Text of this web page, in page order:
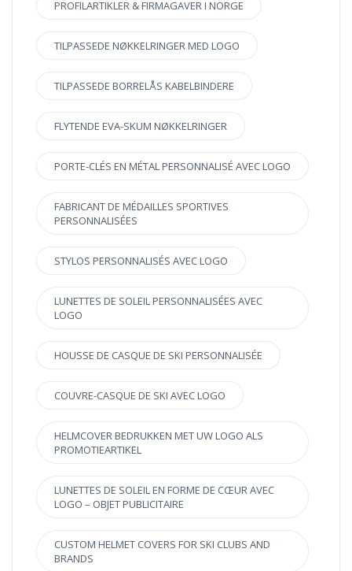
PROFILARTIKLER & FIRMAGAVER I NORGE
TILPASSEDE NØKKELRINGER MED LOGO
TILPASSEDE BORRELÅS KABELBINDERE
FLYTENDE EVA-SKUM NØKKELRINGER
PORTE-CLÉS EN MÉTAL PERSONNALISÉ AVEC LOGO
FABRICANT DE MÉDAILLES SPORTIVES
PERSONNALISÉES
STYLOS PERSONNALISÉS AVEC LOGO
LUNETTES DE SOLEIL PERSONNALISÉES AVEC
LOGO
HOUSSE DE CASQUE DE SKI PERSONNALISÉE
COUVRE-CASQUE DE SKI AVEC LOGO
HELMCOVER BEDRUKKEN MET UW LOGO ALS
PROMOTIEARTIKEL
LUNETTES DE SOLEIL EN FORME DE CŒUR AVEC
LOGO – OBJET PUBLICITAIRE
CUSTOM HELMET COVERS FOR SKI CLUBS AND
BRANDS